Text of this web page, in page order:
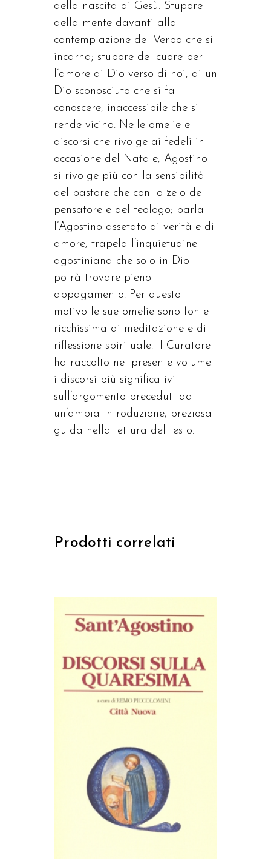
della nascita di Gesù. Stupore
della mente davanti alla
contemplazione del Verbo che si
incarna; stupore del cuore per
l’amore di Dio verso di noi, di un
Dio sconosciuto che si fa
conoscere, inaccessibile che si
rende vicino. Nelle omelie e
discorsi che rivolge ai fedeli in
occasione del Natale, Agostino
si rivolge più con la sensibilità
del pastore che con lo zelo del
pensatore e del teologo; parla
l’Agostino assetato di verità e di
amore, trapela l’inquietudine
agostiniana che solo in Dio
potrà trovare pieno
appagamento. Per questo
motivo le sue omelie sono fonte
ricchissima di meditazione e di
riflessione spirituale. Il Curatore
ha raccolto nel presente volume
i discorsi più significativi
sull’argomento preceduti da
un’ampia introduzione, preziosa
guida nella lettura del testo.
Prodotti correlati